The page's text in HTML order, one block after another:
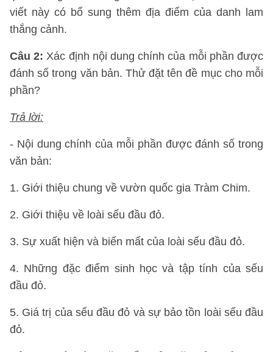
viết này có bổ sung thêm địa điểm của danh lam
thắng cảnh.
Câu 2: Xác định nội dung chính của mỗi phần được
đánh số trong văn bản. Thử đặt tên đề mục cho mỗi
phần?
Trả lời:
- Nội dung chính của mỗi phần được đánh số trong
văn bản:
1. Giới thiệu chung về vườn quốc gia Tràm Chim.
2. Giới thiệu về loài sếu đầu đỏ.
3. Sự xuất hiện và biến mất của loài sếu đầu đỏ.
4. Những đặc điểm sinh học và tập tính của sếu
đầu đỏ.
5. Giá trị của sếu đầu đỏ và sự bảo tồn loài sếu đầu
đỏ.